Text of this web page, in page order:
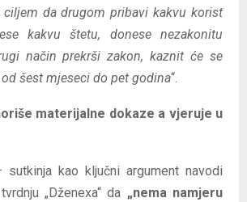
da drugom pribavi kakvu korist
kakvu štetu, donese nezakonitu
način prekrši zakon, kaznit će se
šest mjeseci do pet godina“.
materijalne dokaze a vjeruje u
kao ključni argument navodi
„Dženexa“ da „nema namjeru